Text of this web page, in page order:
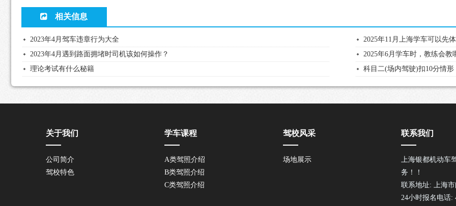
相关信息
2023年4月驾车违章行为大全
2025年11月上海学车可以先
2023年4月遇到路面拥堵时司机该如何操作？
2025年6月学车时，教练会教
理论考试有什么秘籍
科目二(场内驾驶)扣10分情形
关于我们
公司简介
驾校特色
学车课程
A类驾照介绍
B类驾照介绍
C类驾照介绍
驾校风采
场地展示
联系我们
上海银都机动车
务！！
联系地址: 上海
24小时报名电话: